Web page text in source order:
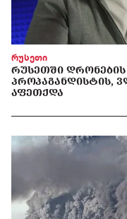
რუსეთი
ᲠᲣᲡᲔᲗᲨᲘ ᲓᲠᲝᲜᲔᲑᲘᲡ
ᲞᲠᲝᲞᲐᲒᲐᲜᲓᲘᲡᲢᲘᲡ,
ᲐᲤᲔᲗᲥᲓᲐ